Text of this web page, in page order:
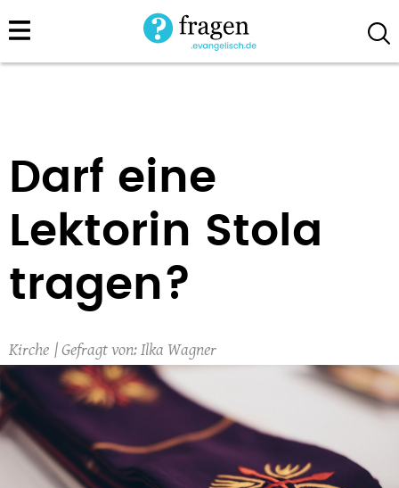
Direkt
zum
Darf eine
Lektorin Stola
tragen?
Kirche Ilka Wagner